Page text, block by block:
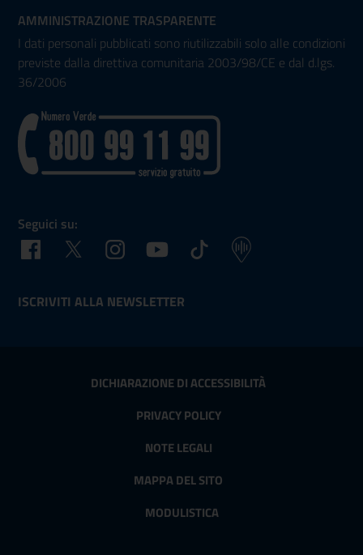
AMMINISTRAZIONE TRASPARENTE
I dati personali pubblicati sono riutilizzabili solo alle condizioni
previste dalla direttiva comunitaria 2003/98/CE e dal d.lgs.
36/2006
Seguici su:
Facebook Twitter Instagram Youtube TikTok
ISCRIVITI ALLA NEWSLETTER
DICHIARAZIONE DI ACCESSIBILITÀ
PRIVACY POLICY
NOTE LEGALI
MAPPA DEL SITO
MODULISTICA